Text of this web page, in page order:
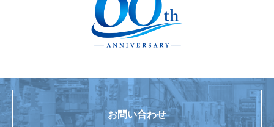
お問い合わせ